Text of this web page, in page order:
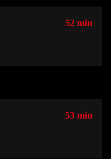
52 min
53 min